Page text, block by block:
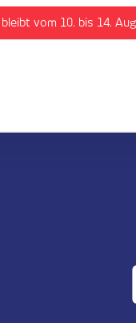
vom 10. bis 14.